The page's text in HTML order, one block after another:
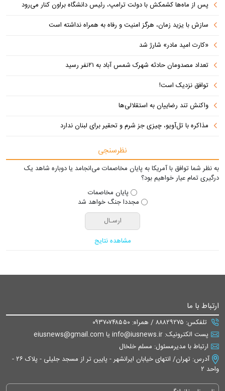
پس از ماه‌ها کشمکش با دولت ترامپ، رئیس دانشگاه براون کنار می‌رود
سازش با یزید زمان، هرگز امنیت و رفاه به همراه نداشته است
«کارت امید مادر» شارژ شد
تعداد مصدومان حادثه شهرک شمس آباد به ۲۱نفر رسید
توافق نزدیک است!
واکنش تند رضاییان به استقلالی‌ها
مذاکره با تل‌آویو، چیزی جز شرم و تحقیر برای لبنان ندارد
نظرسنجی
به نظر شما توافق با آمریکا به پایان مخاصمات می‌انجامد یا دوباره شاهد یک
درگیری تمام عیار خواهیم بود؟
پایان مخاصمات
مجددا جنگ خواهد شد
مشاهده نتایج
ارتباط با ما
تلفکس: ۸۸۸۲۹۲۷۵ / همراه: ۰۹۳۷۰۷۴۸۵۵۰
پست الکترونیک: info@iusnews.ir یا eiusnews@gmail.com
ارتباط با مدیرمسئول: مسلم خلخال
آدرس: تهران/ انتهای خیابان ایرانشهر - پایین تر از مسجد جلیلی - پلاک ۲۶ -
واحد ۲